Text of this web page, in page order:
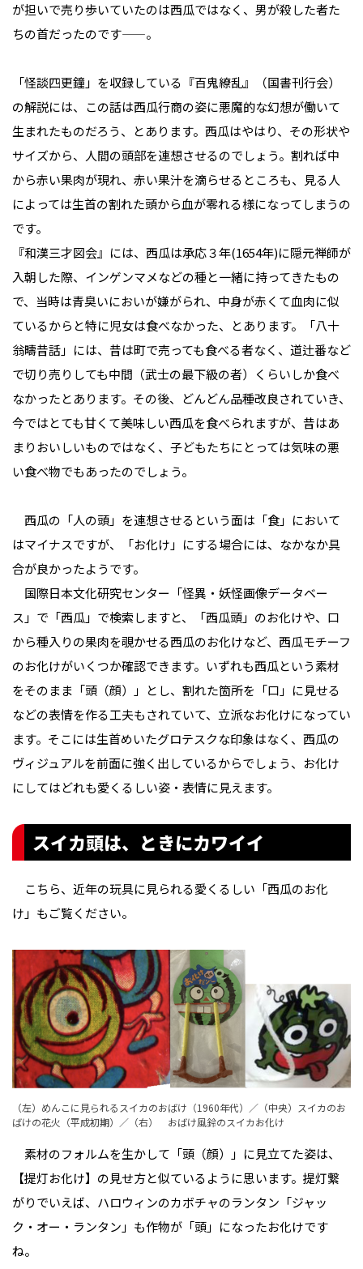
が担いで売り歩いていたのは西瓜ではなく、男が殺した者た
ちの首だったのです——。
「怪談四更鐘」を収録している『百鬼繚乱』（国書刊行会）
の解説には、この話は西瓜行商の姿に悪魔的な幻想が働いて
生まれたものだろう、とあります。西瓜はやはり、その形状や
サイズから、人間の頭部を連想させるのでしょう。割れば中
から赤い果肉が現れ、赤い果汁を滴らせるところも、見る人
によっては生首の割れた頭から血が零れる様になってしまうの
です。
『和漢三才図会』には、西瓜は承応３年(1654年)に隠元禅師が
入朝した際、インゲンマメなどの種と一緒に持ってきたもの
で、当時は青臭いにおいが嫌がられ、中身が赤くて血肉に似
ているからと特に児女は食べなかった、とあります。「八十
翁疇昔話」には、昔は町で売っても食べる者なく、道辻番など
で切り売りしても中間（武士の最下級の者）くらいしか食べ
なかったとあります。その後、どんどん品種改良されていき、
今ではとても甘くて美味しい西瓜を食べられますが、昔はあ
まりおいしいものではなく、子どもたちにとっては気味の悪
い食べ物でもあったのでしょう。
西瓜の「人の頭」を連想させるという面は「食」において
はマイナスですが、「お化け」にする場合には、なかなか具
合が良かったようです。
国際日本文化研究センター「怪異・妖怪画像データベー
ス」で「西瓜」で検索しますと、「西瓜頭」のお化けや、口
から種入りの果肉を覗かせる西瓜のお化けなど、西瓜モチーフ
のお化けがいくつか確認できます。いずれも西瓜という素材
をそのまま「頭（顔）」とし、割れた箇所を「口」に見せる
などの表情を作る工夫もされていて、立派なお化けになってい
ます。そこには生首めいたグロテスクな印象はなく、西瓜の
ヴィジュアルを前面に強く出しているからでしょう、お化け
にしてはどれも愛くるしい姿・表情に見えます。
スイカ頭は、ときにカワイイ
こちら、近年の玩具に見られる愛くるしい「西瓜のお化
け」もご覧ください。
（左）めんこに見られるスイカのおばけ（1960年代）／（中央）スイカのお
ばけの花火（平成初期）／（右） おばけ風鈴のスイカお化け
素材のフォルムを生かして「頭（顔）」に見立てた姿は、
【提灯お化け】の見せ方と似ているように思います。提灯繋
がりでいえば、ハロウィンのカボチャのランタン「ジャッ
ク・オー・ランタン」も作物が「頭」になったお化けです
ね。